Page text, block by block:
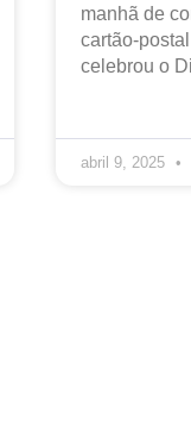
manhã de
cartão-
celebrou o
abril 9, 2025